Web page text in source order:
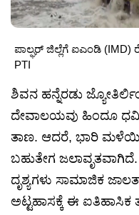
ಪಾಲ್ಘರ್ ಜಿಲ್ಲೆಗೆ ಐಎಂಡಿ
PTI
ಶಿವನ ಹನ್ನೆರಡು
ದೇವಾಲಯವು ಹಿಂದೂ
ತಾಣ. ಆದರೆ, ಭಾರಿ
ಬಹುತೇಗ ಜಲಾವೃತವಾಗಿದೆ.
ದೃಶ್ಯಗಳು ಸಾಮಾಜಿಕ
ಅಟ್ಟಹಾಸಕ್ಕೆ ಈ ಐತಿಹಾಸಿಕ